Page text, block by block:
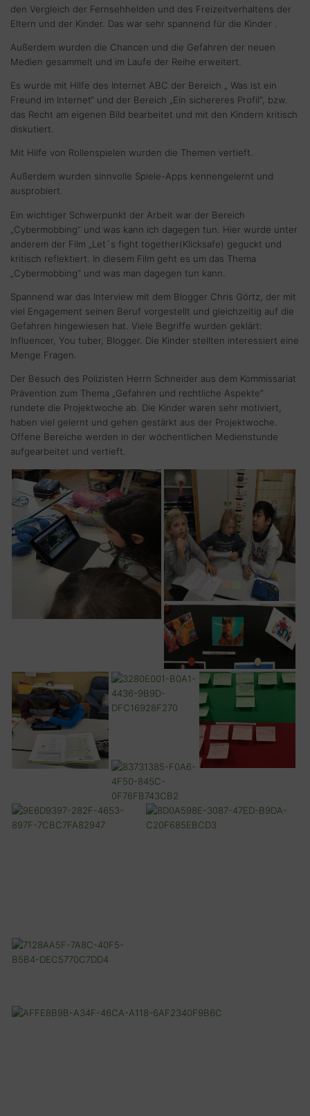
den Vergleich der Fernsehhelden und des Freizeitverhaltens der
Eltern und der Kinder. Das war sehr spannend für die Kinder .
Außerdem wurden die Chancen und die Gefahren der neuen
Medien gesammelt und im Laufe der Reihe erweitert.
Es wurde mit Hilfe des Internet ABC der Bereich „ Was ist ein
Freund im Internet“ und der Bereich „Ein sichereres Profil“, bzw.
das Recht am eigenen Bild bearbeitet und mit den Kindern kritisch
diskutiert.
Mit Hilfe von Rollenspielen wurden die Themen vertieft.
Außerdem wurden sinnvolle Spiele-Apps kennengelernt und
ausprobiert.
Ein wichtiger Schwerpunkt der Arbeit war der Bereich
„Cybermobbing“ und was kann ich dagegen tun. Hier wurde unter
anderem der Film „Let´s fight together(Klicksafe) geguckt und
kritisch reflektiert. In diesem Film geht es um das Thema
„Cybermobbing“ und was man dagegen tun kann.
Spannend war das Interview mit dem Blogger Chris Görtz, der mit
viel Engagement seinen Beruf vorgestellt und gleichzeitig auf die
Gefahren hingewiesen hat. Viele Begriffe wurden geklärt:
Influencer, You tuber, Blogger. Die Kinder stellten interessiert eine
Menge Fragen.
Der Besuch des Polizisten Herrn Schneider aus dem Kommissariat
Prävention zum Thema „Gefahren und rechtliche Aspekte“
rundete die Projektwoche ab. Die Kinder waren sehr motiviert,
haben viel gelernt und gehen gestärkt aus der Projektwoche.
Offene Bereiche werden in der wöchentlichen Medienstunde
aufgearbeitet und vertieft.